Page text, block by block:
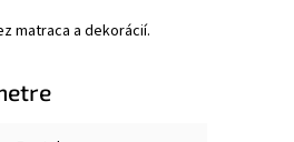
matraca a dekorácií.